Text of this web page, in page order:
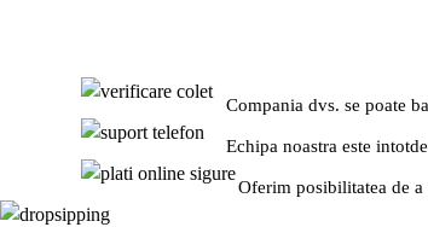
Compania dvs. se poate
Echipa noastra este
Oferim posibilitatea de